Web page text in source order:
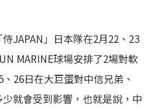
JAPAN」日本隊在2月22、23
MARINE球場安排了2場對軟
26日在大巨蛋對中信兄弟、
就會受到影響，也就是說，中